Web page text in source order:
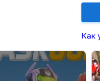
Как